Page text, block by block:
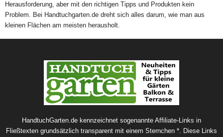
Herausforderung, aber mit den richtigen Tipps und Produkten kein
Problem. Bei Handtuchgarten.de dreht sich alles darum, wie man aus
kleinen Flächen am meisten herausholt.
HandtuchGarten.de kennzeichnet sogenannte Affiliate-Links in
Fließtexten grundsätzlich transparent mit einem Sternchen *. Diese Links